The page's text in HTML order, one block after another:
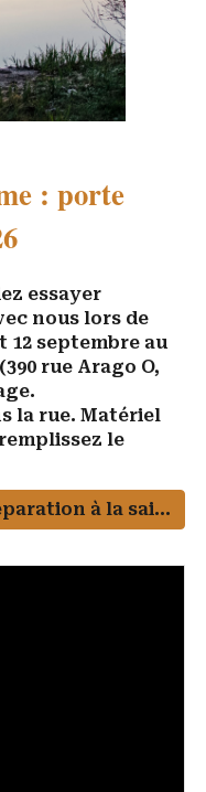
: porte
essayer
nous lors de
12 septembre au
rue Arago O,
la rue. Matériel
le
Inscription au Camp de préparation à la saison 2026-2027